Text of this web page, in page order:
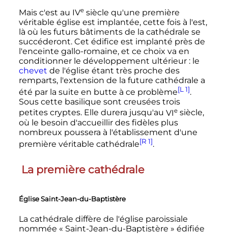
Mais c'est au IVe siècle qu'une première
véritable église est implantée, cette fois à l'est,
là où les futurs bâtiments de la cathédrale se
succéderont. Cet édifice est implanté près de
l'enceinte gallo-romaine, et ce choix va en
conditionner le développement ultérieur : le
chevet de l'église étant très proche des
remparts, l'extension de la future cathédrale a
été par la suite en butte à ce problème[L 1].
Sous cette basilique sont creusées trois
petites cryptes. Elle durera jusqu'au VIe siècle,
où le besoin d'accueillir des fidèles plus
nombreux poussera à l'établissement d'une
première véritable cathédrale[R 1].
La première cathédrale
Église Saint-Jean-du-Baptistère
La cathédrale diffère de l'église paroissiale
nommée « Saint-Jean-du-Baptistère » édifiée